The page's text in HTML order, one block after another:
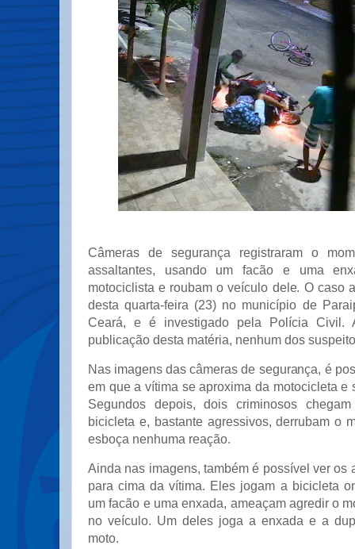
Câmeras de segurança registraram o
assaltantes, usando um facão e uma
motociclista e roubam o veículo dele. O caso
desta quarta-feira (23) no município de
Ceará, e é investigado pela Polícia Civil.
publicação desta matéria, nenhum dos
Nas imagens das câmeras de segurança, é
em que a vítima se aproxima da motocicleta e
Segundos depois, dois criminosos
bicicleta e, bastante agressivos, derrubam o
esboça nenhuma reação.
Ainda nas imagens, também é possível ver os
para cima da vítima. Eles jogam a bicicleta
um facão e uma enxada, ameaçam agredir o
no veículo. Um deles joga a enxada e a
moto.